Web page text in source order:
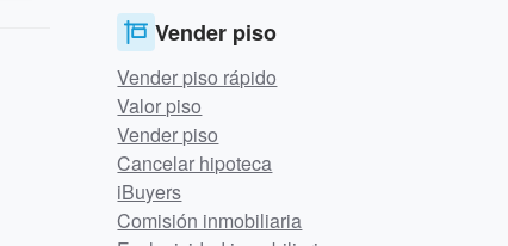
Vender piso
Vender piso rápido
Valor piso
Vender piso
Cancelar hipoteca
iBuyers
Comisión inmobiliaria